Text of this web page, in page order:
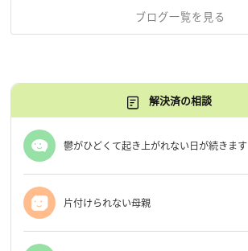
ブログ一覧を見る
解決済の相談
鬱がひどくて起き上がれない日が続きます
片付けられない母親